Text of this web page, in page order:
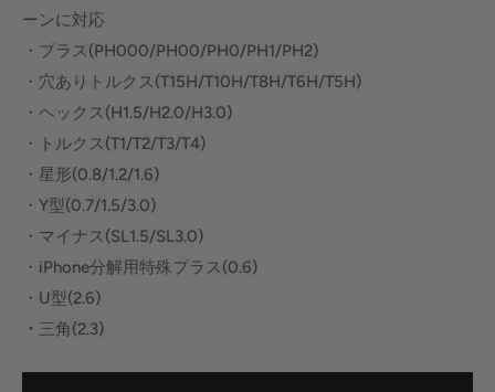
ーンに対応
・プラス(PH000/PH00/PH0/PH1/PH2)
・穴ありトルクス(T15H/T10H/T8H/T6H/T5H)
・ヘックス(H1.5/H2.0/H3.0)
・トルクス(T1/T2/T3/T4)
・星形(0.8/1.2/1.6)
・Y型(0.7/1.5/3.0)
・マイナス(SL1.5/SL3.0)
・iPhone分解用特殊プラス(0.6)
・U型(2.6)
・ 三角(2.3)